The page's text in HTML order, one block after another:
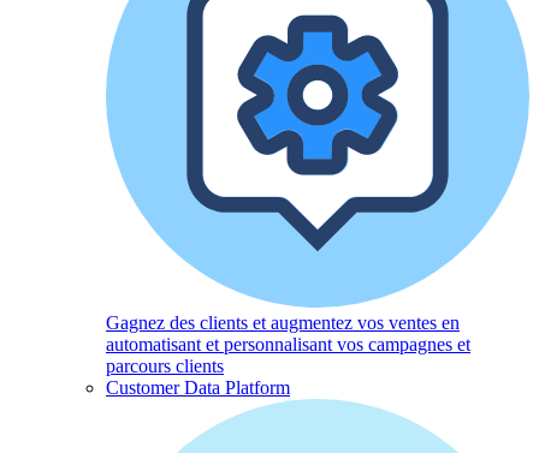
Gagnez des clients et augmentez vos ventes en
automatisant et personnalisant vos campagnes et
parcours clients
Customer Data Platform